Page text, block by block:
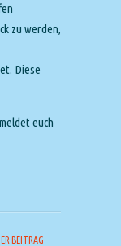
zu werden,
Diese
euch
BEITRAG